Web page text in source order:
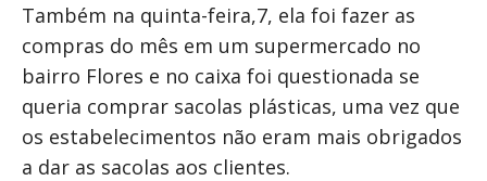
Também na quinta-feira,7, ela foi fazer as
compras do mês em um supermercado no
bairro Flores e no caixa foi questionada se
queria comprar sacolas plásticas, uma vez que
os estabelecimentos não eram mais obrigados
a dar as sacolas aos clientes.